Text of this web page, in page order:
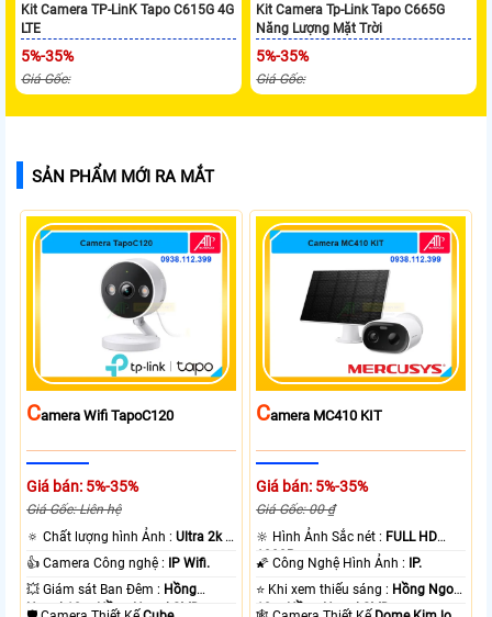
Kit Camera TP-LinK Tapo C615G 4G
LTE
5%-35%
Giá Gốc:
Kit Camera Tp-Link Tapo C665G
Năng Lượng Mặt Trời
5%-35%
Giá Gốc:
SẢN PHẨM MỚI RA MẮT
CAmera Wifi TapoC120
Giá bán: 5%-35%
Giá Gốc: Liên hệ
🔅 Chất lượng hình Ảnh :Ultra 2k +
.
👍 Camera Công nghệ : IP Wifi.
💥 Giám sát Ban Đêm : Hồng
Ngoại 10m Hồng Ngoại SMD.
CAmera MC410 KIT
Giá bán: 5%-35%
Giá Gốc: 00 ₫
🔆 Hình Ảnh Sắc nét : FULL HD
1080P .
🌠 Công Nghệ Hình Ảnh : IP.
⭐ Khi xem thiếu sáng : Hồng Ngoại
10m Hồng Ngoại SMD.